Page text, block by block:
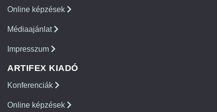
Online képzések
Médiaajánlat
Impresszum
ARTIFEX KIADÓ
Konferenciák
Online képzések